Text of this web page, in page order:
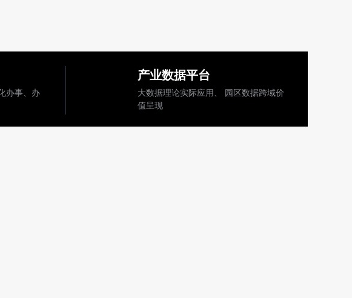
办事、办
产业数据平台
大数据理论实际应用、 园区数据跨域价
值呈现